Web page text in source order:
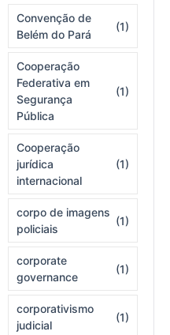
Convenção de
Belém do Pará
(1)
Cooperação
Federativa em
Segurança
Pública
(1)
Cooperação
jurídica
internacional
(1)
corpo de imagens
policiais
(1)
corporate
governance
(1)
corporativismo
judicial
(1)